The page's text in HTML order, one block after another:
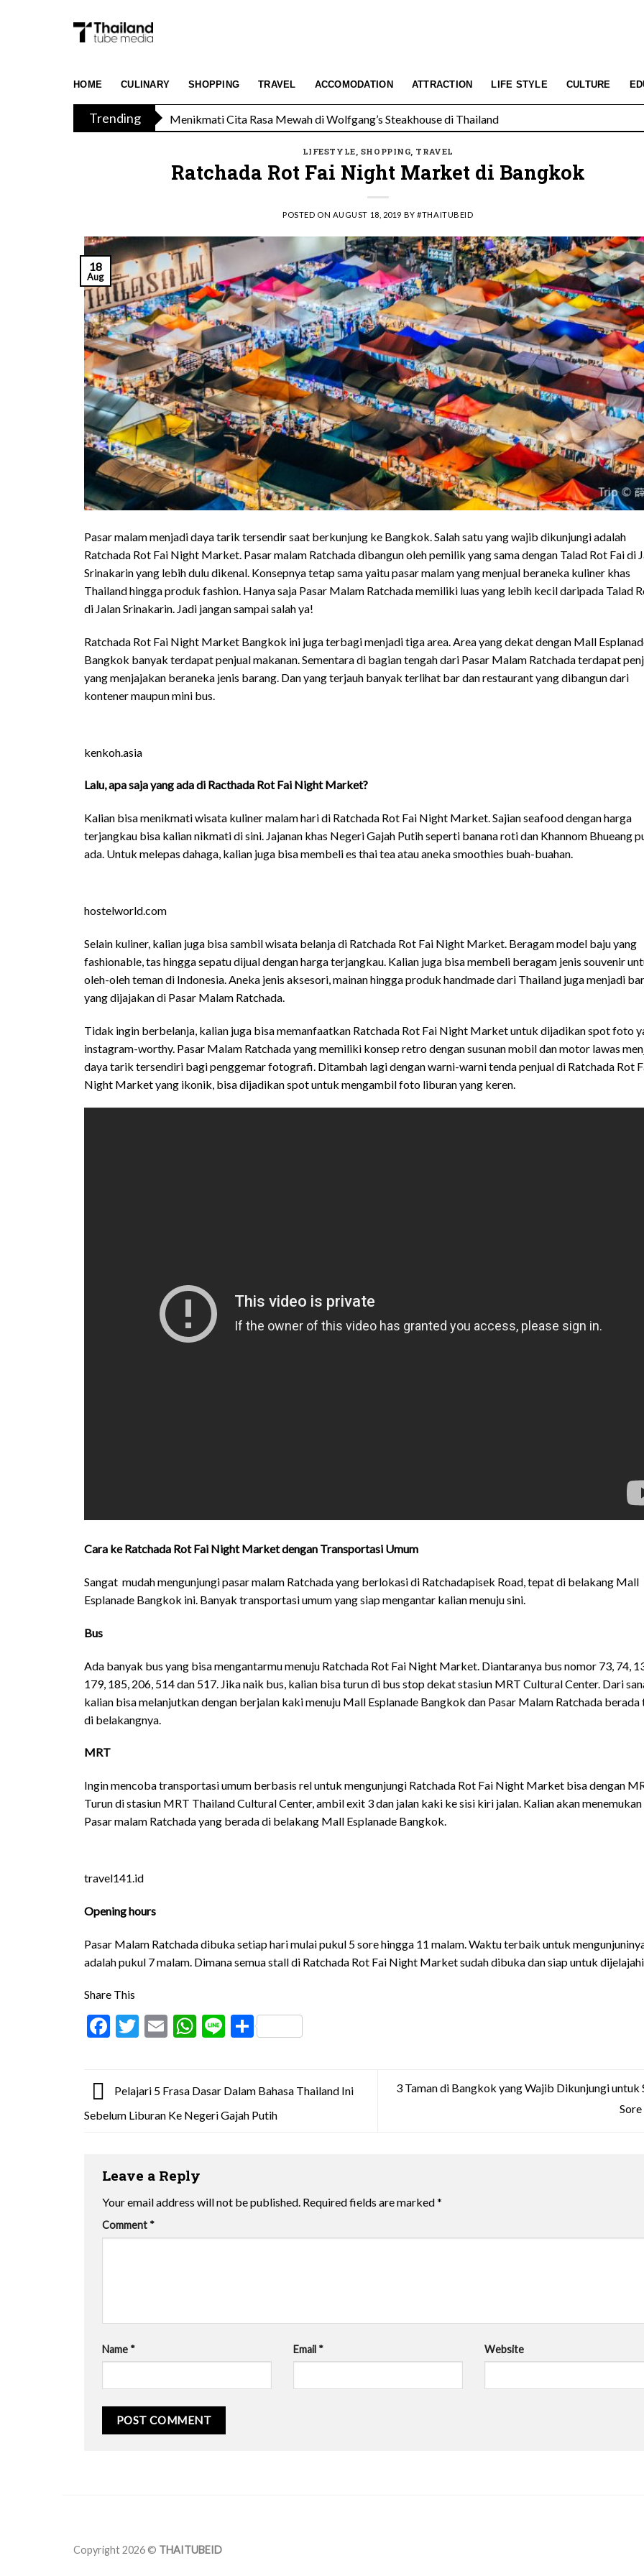
content
HOME CULINARY SHOPPING TRAVEL ACCOMODATION ATTRACTION LIFE STYLE CULTURE
Trending Menginap Dintara Hijaunya Alam dan Laut Yang Biru: The Naka Island Luxury Collection Resort &
LIFESTYLE, SHOPPING, TRAVEL
Ratchada Rot Fai Night Market di Bangkok
POSTED ON AUGUST 18, 2019 BY#THAITUBEID
18
Aug
Pasar malam menjadi daya tarik tersendir saat berkunjung ke Bangkok. Salah satu yang wajib dikunjungi adalah
Ratchada Rot Fai Night Market. Pasar malam Ratchada dibangun oleh pemilik yang sama dengan Talad Rot Fai di
Srinakarin yang lebih dulu dikenal. Konsepnya tetap sama yaitu pasar malam yang menjual beraneka kuliner khas
Thailand hingga produk fashion. Hanya saja Pasar Malam Ratchada memiliki luas yang lebih kecil daripada Talad
di Jalan Srinakarin. Jadi jangan sampai salah ya!
Ratchada Rot Fai Night Market Bangkok ini juga terbagi menjadi tiga area. Area yang dekat dengan Mall
Bangkok banyak terdapat penjual makanan. Sementara di bagian tengah dari Pasar Malam Ratchada terdapat
yang menjajakan beraneka jenis barang. Dan yang terjauh banyak terlihat bar dan restaurant yang dibangun dari
kontener maupun mini bus.
kenkoh.asia
Lalu, apa saja yang ada di Racthada Rot Fai Night Market?
Kalian bisa menikmati wisata kuliner malam hari di Ratchada Rot Fai Night Market. Sajian seafood dengan harga
terjangkau bisa kalian nikmati di sini. Jajanan khas Negeri Gajah Putih seperti banana roti dan Khannom Bhueang
ada. Untuk melepas dahaga, kalian juga bisa membeli es thai tea atau aneka smoothies buah-buahan.
hostelworld.com
Selain kuliner, kalian juga bisa sambil wisata belanja di Ratchada Rot Fai Night Market. Beragam model baju yang
fashionable, tas hingga sepatu dijual dengan harga terjangkau. Kalian juga bisa membeli beragam jenis souvenir
oleh-oleh teman di Indonesia. Aneka jenis aksesori, mainan hingga produk handmade dari Thailand juga menjadi
yang dijajakan di Pasar Malam Ratchada.
Tidak ingin berbelanja, kalian juga bisa memanfaatkan Ratchada Rot Fai Night Market untuk dijadikan spot foto
instagram-worthy. Pasar Malam Ratchada yang memiliki konsep retro dengan susunan mobil dan motor lawas
daya tarik tersendiri bagi penggemar fotografi. Ditambah lagi dengan warni-warni tenda penjual di Ratchada Rot
Night Market yang ikonik, bisa dijadikan spot untuk mengambil foto liburan yang keren.
Cara ke Ratchada Rot Fai Night Market dengan Transportasi Umum
Sangat mudah mengunjungi pasar malam Ratchada yang berlokasi di Ratchadapisek Road, tepat di belakang Mall
Esplanade Bangkok ini. Banyak transportasi umum yang siap mengantar kalian menuju sini.
Bus
Ada banyak bus yang bisa mengantarmu menuju Ratchada Rot Fai Night Market. Diantaranya bus nomor 73, 74,
179, 185, 206, 514 dan 517. Jika naik bus, kalian bisa turun di bus stop dekat stasiun MRT Cultural Center. Dari
kalian bisa melanjutkan dengan berjalan kaki menuju Mall Esplanade Bangkok dan Pasar Malam Ratchada berada
di belakangnya.
MRT
Ingin mencoba transportasi umum berbasis rel untuk mengunjungi Ratchada Rot Fai Night Market bisa dengan
Turun di stasiun MRT Thailand Cultural Center, ambil exit 3 dan jalan kaki ke sisi kiri jalan. Kalian akan menemukan
Pasar malam Ratchada yang berada di belakang Mall Esplanade Bangkok.
travel141.id
Opening hours
Pasar Malam Ratchada dibuka setiap hari mulai pukul 5 sore hingga 11 malam. Waktu terbaik untuk
adalah pukul 7 malam. Dimana semua stall di Ratchada Rot Fai Night Market sudah dibuka dan siap untuk dijelajahi.
Share This
Facebook
Twitter
EmailWhatsApp
LineShare
Pelajari 5 Frasa Dasar Dalam Bahasa Thailand Ini
Sebelum Liburan Ke Negeri Gajah Putih
3 Taman di Bangkok yang Wajib Dikunjungi untuk
Sore
Leave a Reply
Your email address will not be published. Required fields are marked*
Comment *
Name * Email * Website
Copyright 2026 © THAITUBEID